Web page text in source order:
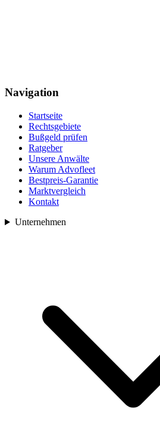
Navigation
Startseite
Rechtsgebiete
Bußgeld prüfen
Ratgeber
Unsere Anwälte
Warum Advofleet
Bestpreis-Garantie
Marktvergleich
Kontakt
Unternehmen